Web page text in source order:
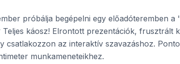
próbálja begépelni egy előadóteremben a
Teljes káosz! Elrontott prezentációk, frusztrált
csatlakozzon az interaktív szavazáshoz.
munkameneteikhez.